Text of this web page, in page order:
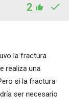
2
la fractura
realiza una
si la fractura
ser necesario